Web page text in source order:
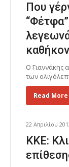
Που
Ο Γιαννάκης
των
Read More
22 Απριλίου
ΚΚΕ: